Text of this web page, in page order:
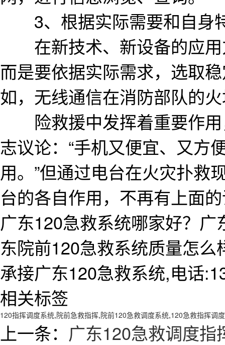
3、根据实际需要和自身
在新技术、新设备的应用
而是要依据实际需求，选取
如，无线通信在消防部队的
险救援中发挥着重要作用
志议论：“手机又便宜、又方
用。”但通过电台在火灾扑救
台的各自作用，不再有上面
广东120急救系统哪家好？
东院前120急救系统质量怎
承接广东120急救系统,电话
相关标签
120指挥调度系统,院前急救指挥,院前120急救调度系统,120急救指挥调
上一条： 广东120急救调度